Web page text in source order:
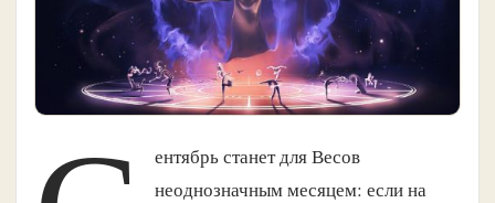
ентябрь станет для Весов
неоднозначным месяцем: если на